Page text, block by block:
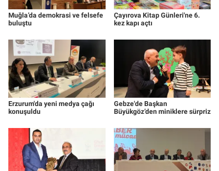
Muğla’da demokrasi ve felsefe
buluştu
Çayırova Kitap Günleri'ne 6.
kez kapı açtı
Erzurum'da yeni medya çağı
konuşuldu
Gebze'de Başkan
Büyükgöz’den miniklere sürpriz